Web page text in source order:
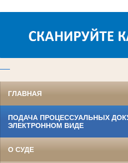
ГЛАВНАЯ
ПОДАЧА ПРОЦЕССУАЛЬНЫХ
ЭЛЕКТРОННОМ ВИДЕ
О СУДЕ